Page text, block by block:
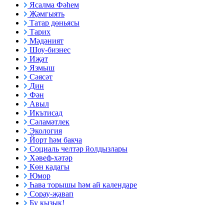
Ясалма Фәһем
Җәмгыять
Татар дөньясы
Тарих
Мәдәният
Шоу-бизнес
Иҗат
Язмыш
Сәясәт
Дин
Фән
Авыл
Икътисад
Сәламәтлек
Экология
Йорт һәм бакча
Социаль челтәр йолдызлары
Хәвеф-хәтәр
Көн кадагы
Юмор
Һава торышы һәм ай календаре
Сорау-җавап
Бу кызык!